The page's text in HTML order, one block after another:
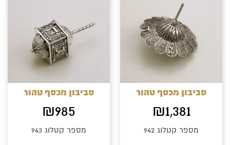
סביבון מכסף טהור
₪1,381
מספר קטלוג 942
סביבון מכסף טהור
₪985
מספר קטלוג 943